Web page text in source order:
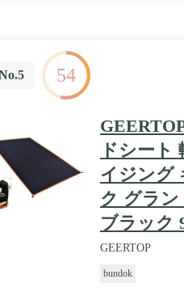
54
ドシート
イジング
ク グラン
ブラック
GEERTOP
bundok